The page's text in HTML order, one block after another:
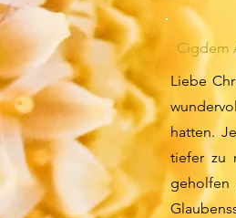
Cigdem
Liebe
hatten.
tiefer zu
geholfen